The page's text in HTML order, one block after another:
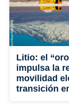
Litio: el
impulsa la
movilidad
transición